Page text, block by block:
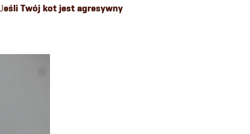
eśli Twój kot jest agresywny